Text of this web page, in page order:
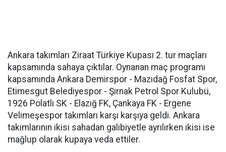
Ankara takımları Ziraat Türkiye Kupası 2. tur maçları
kapsamında sahaya çıktılar. Oynanan maç programı
kapsamında Ankara Demirspor - Mazıdağ Fosfat Spor,
Etimesgut Belediyespor - Şırnak Petrol Spor Kulubü,
1926 Polatlı SK - Elazığ FK, Çankaya FK - Ergene
Velimeşespor takımları karşı karşıya geldi. Ankara
takımlarının ikisi sahadan galibiyetle ayrılırken ikisi ise
mağlup olarak kupaya veda ettiler.